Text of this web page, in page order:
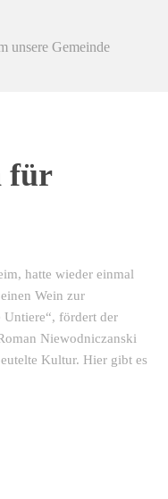
unsere Gemeinde
für
hatte wieder einmal
Wein zur
Untiere“, fördert der
Niewodniczanski
Kultur. Hier gibt es